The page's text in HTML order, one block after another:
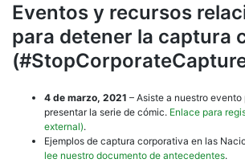
Eventos y recursos
para detener la captura
4 de marzo, 2021 – Asiste a nuestro
presentar la serie de cómic. Enlace para
external).
Ejemplos de captura corporativa en las
lee nuestro documento de antecedentes.